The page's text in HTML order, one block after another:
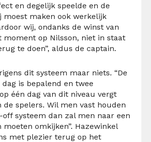
en degelijk speelde en de
moest maken ook werkelijk
wij, ondanks de winst van
moment op Nilsson, niet in staat
te doen”, aldus de captain.
dit systeem maar niets. “De
is bepalend en twee
één dag van dit niveau vergt
de spelers. Wil men vast houden
systeem dan zal men naar een
moeten omkijken”. Hazewinkel
met plezier terug op het